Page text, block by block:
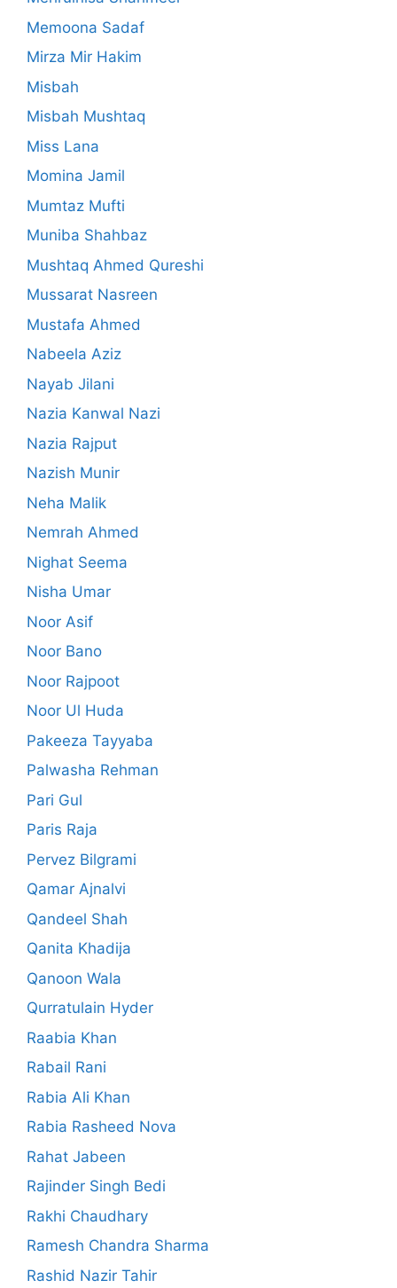
Memoona Sadaf
Mirza Mir Hakim
Misbah
Misbah Mushtaq
Miss Lana
Momina Jamil
Mumtaz Mufti
Muniba Shahbaz
Mushtaq Ahmed Qureshi
Mussarat Nasreen
Mustafa Ahmed
Nabeela Aziz
Nayab Jilani
Nazia Kanwal Nazi
Nazia Rajput
Nazish Munir
Neha Malik
Nemrah Ahmed
Nighat Seema
Nisha Umar
Noor Asif
Noor Bano
Noor Rajpoot
Noor Ul Huda
Pakeeza Tayyaba
Palwasha Rehman
Pari Gul
Paris Raja
Pervez Bilgrami
Qamar Ajnalvi
Qandeel Shah
Qanita Khadija
Qanoon Wala
Qurratulain Hyder
Raabia Khan
Rabail Rani
Rabia Ali Khan
Rabia Rasheed Nova
Rahat Jabeen
Rajinder Singh Bedi
Rakhi Chaudhary
Ramesh Chandra Sharma
Rashid Nazir Tahir